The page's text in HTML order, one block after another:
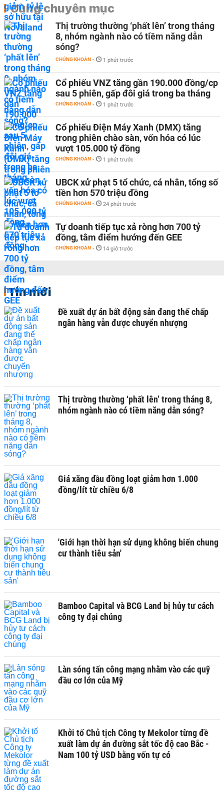
Cùng chuyên mục
Thị trường thường ‘phất lên’ trong tháng
8, nhóm ngành nào có tiềm năng dẫn
sóng?
CHỨNG KHOÁN - 1 phút trước
Cổ phiếu VNZ tăng gần 190.000 đồng/cp
sau 5 phiên, gấp đôi giá trong ba tháng
CHỨNG KHOÁN - 1 phút trước
Cổ phiếu Điện Máy Xanh (DMX) tăng
trong phiên chào sàn, vốn hóa có lúc
vượt 105.000 tỷ đồng
CHỨNG KHOÁN - 1 phút trước
UBCK xử phạt 5 tổ chức, cá nhân, tổng số
tiền hơn 570 triệu đồng
CHỨNG KHOÁN - 24 phút trước
Tự doanh tiếp tục xả ròng hơn 700 tỷ
đồng, tâm điểm hướng đến GEE
CHỨNG KHOÁN - 14 giờ trước
Tin mới
Đề xuất dự án bất động sản đang thế chấp
ngân hàng vẫn được chuyển nhượng
Thị trường thường ‘phất lên’ trong tháng 8,
nhóm ngành nào có tiềm năng dẫn sóng?
Giá xăng dầu đồng loạt giảm hơn 1.000
đồng/lít từ chiều 6/8
'Giới hạn thời hạn sử dụng không biến chung
cư thành tiêu sản'
Bamboo Capital và BCG Land bị hủy tư cách
công ty đại chúng
Làn sóng tấn công mạng nhằm vào các quỹ
đầu cơ lớn của Mỹ
Khởi tố Chủ tịch Công ty Mekolor từng đề
xuất làm dự án đường sắt tốc độ cao Bắc -
Nam 100 tỷ USD bằng vốn tự có